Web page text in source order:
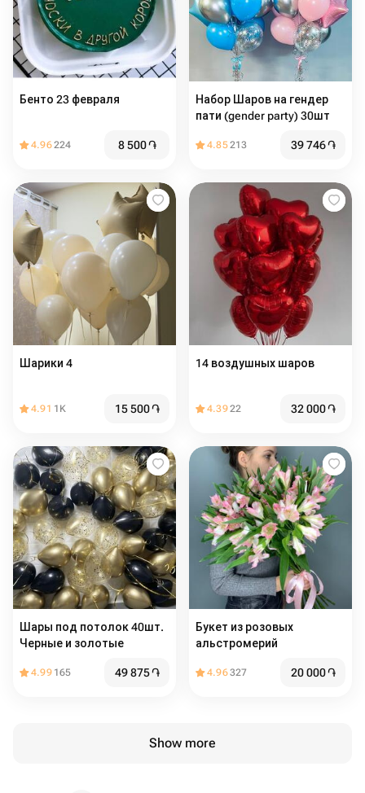
Бенто 23 февраля️
4.96224 8 500֏
Набор Шаров на гендер
пати (gender party) 30шт
4.85213 39 746֏
Шарики 4
4.91 1K 15 500֏
14 воздушных шаров
4.3922 32 000֏
Шары под потолок 40шт.
Черные и золотые
4.99 165 49 875֏
Букет из розовых
альстромерий
4.96327 20 000֏
Show more